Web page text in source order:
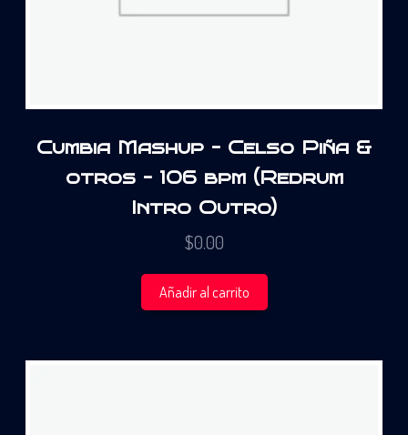
Cumbia Mashup – Celso Piña &
otros – 106 bpm (Redrum
Intro Outro)
$0.00
Añadir al carrito